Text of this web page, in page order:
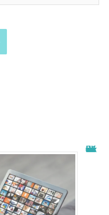
Wiflix nouvelle adresse : découvrez les dernières informations